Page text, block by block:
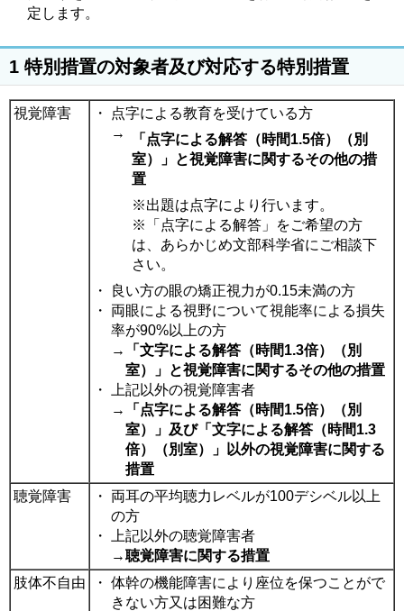
定します。
1 特別措置の対象者及び対応する特別措置
視覚障害 ・
点字による教育を受けている方
→
「点字による解答（時間1.5倍）（別
室）」と視覚障害に関するその他の措
置
※出題は点字により行います。
※「点字による解答」をご希望の方
は、あらかじめ文部科学省にご相談下
さい。
・
良い方の眼の矯正視力が0.15未満の方
・
両眼による視野について視能率による損失
率が90%以上の方
→
「文字による解答（時間1.3倍）（別
室）」と視覚障害に関するその他の措置
・
上記以外の視覚障害者
→
「点字による解答（時間1.5倍）（別
室）」及び「文字による解答（時間1.3
倍）（別室）」以外の視覚障害に関する
措置
聴覚障害
・
両耳の平均聴力レベルが100デシベル以上
の方
・
上記以外の聴覚障害者
→聴覚障害に関する措置
肢体不自由
・ 体幹の機能障害により座位を保つことがで
きない方又は困難な方